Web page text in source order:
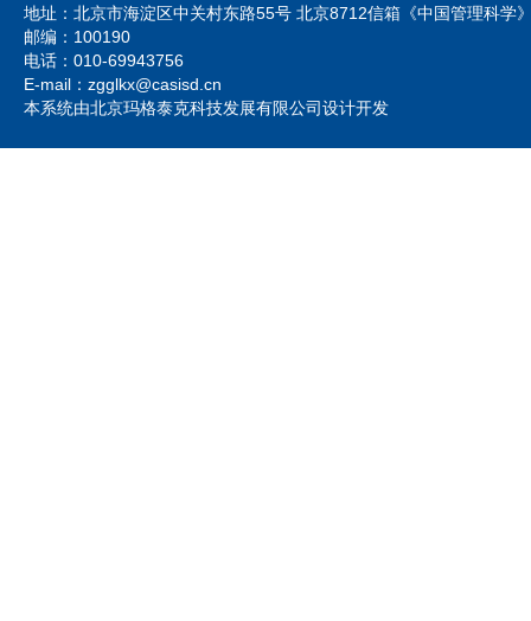
地址：北京市海淀区中关村东路55号 北京8712信箱《中国管理科
邮编：100190
电话：010-69943756
E-mail：zgglkx@casisd.cn
本系统由北京玛格泰克科技发展有限公司设计开发